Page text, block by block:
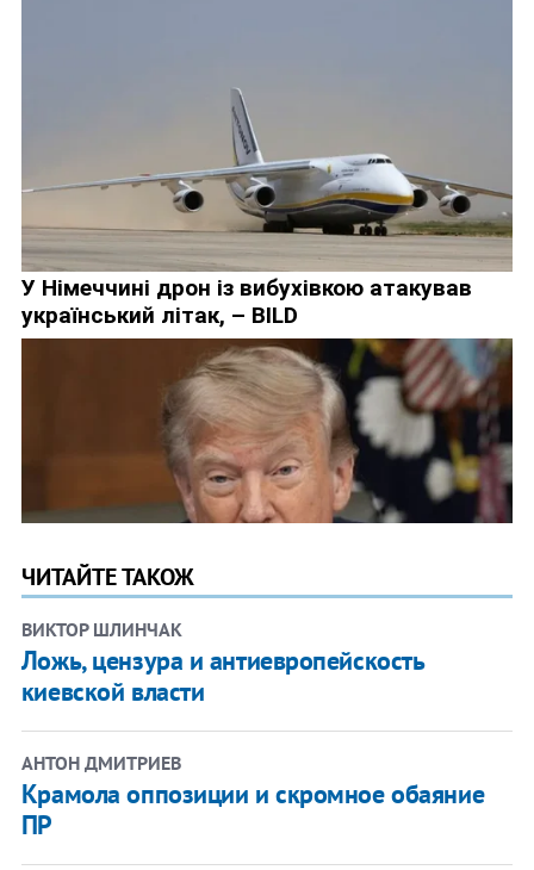
ЧИТАЙТЕ ТАКОЖ
ВИКТОР ШЛИНЧАК
Ложь, цензура и антиевропейскость
киевской власти
АНТОН ДМИТРИЕВ
Крамола оппозиции и скромное обаяние
ПР